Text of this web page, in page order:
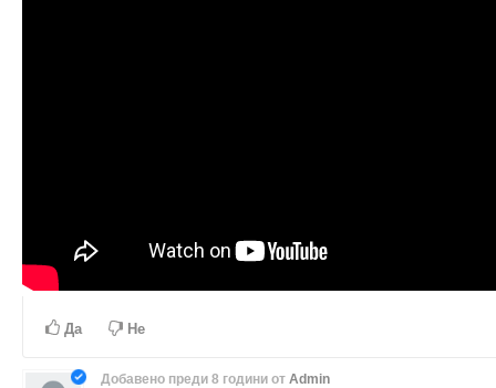
Да Не
Добавено преди 8 години отAdmin